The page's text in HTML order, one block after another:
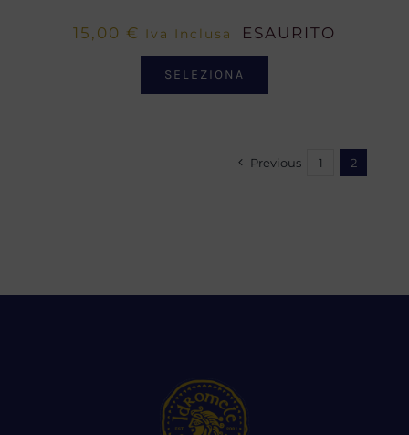
15,00 € Iva Inclusa ESAURITO
SELEZIONA
Previous 1 2